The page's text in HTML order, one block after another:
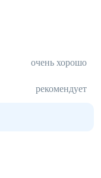
очень хорошо
рекомендует